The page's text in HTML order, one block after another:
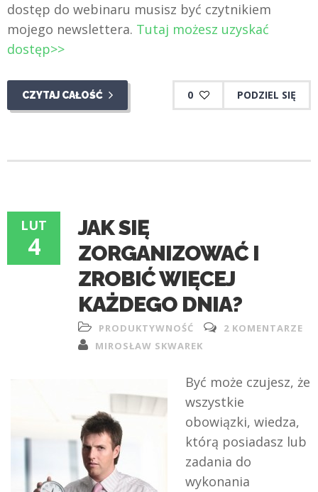
dostęp do webinaru musisz być czytnikiem
mojego newslettera. Tutaj możesz uzyskać
dostęp>>
CZYTAJ CAŁOŚĆ 0 PODZIEL SIĘ
LUT
4
JAK SIĘ
ZORGANIZOWAĆ I
ZROBIĆ WIĘCEJ
KAŻDEGO DNIA?
PRODUKTYWNOŚĆ
2 KOMENTARZE
MIROSŁAW SKWAREK
Być może czujesz, że
wszystkie
obowiązki, wiedza,
którą posiadasz lub
zadania do
wykonania